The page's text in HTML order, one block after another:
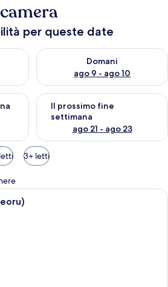
l
t
e
i
a
per queste date
questa sera, ago 8 - ago 9
Domani
ago 9 - ago 10
Verifica la disponibilità per
questo fine settimana, ago 14 -
Il prossimo fine
settimana
ago 21 - ago 23
Verifica la disponibilità per il
3+ letti
Una tradizionale stanza in stile